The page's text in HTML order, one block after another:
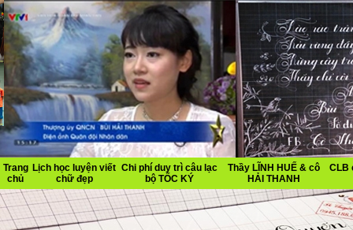
Trang
chủ
Lịch học luyện viết
chữ đẹp
Chi phí duy trì câu lạc
bộ TỐC KÝ
Thầy LĨNH HUẾ & cô
HẢI THANH
CLB